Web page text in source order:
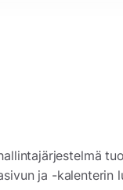
ja -kalenterin